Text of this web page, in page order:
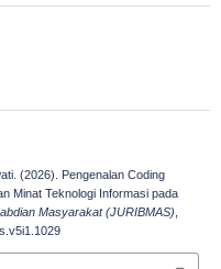
(2026). Pengenalan Coding
Minat Teknologi Informasi pada
Masyarakat (JURIBMAS)